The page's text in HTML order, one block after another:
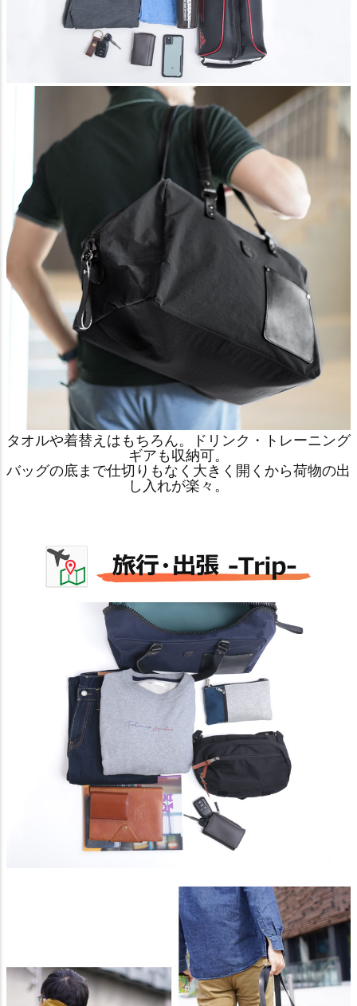
タオルや着替えはもちろん。ドリンク・トレーニング
ギアも収納可。
バッグの底まで仕切りもなく大きく開くから荷物の出
し入れが楽々。